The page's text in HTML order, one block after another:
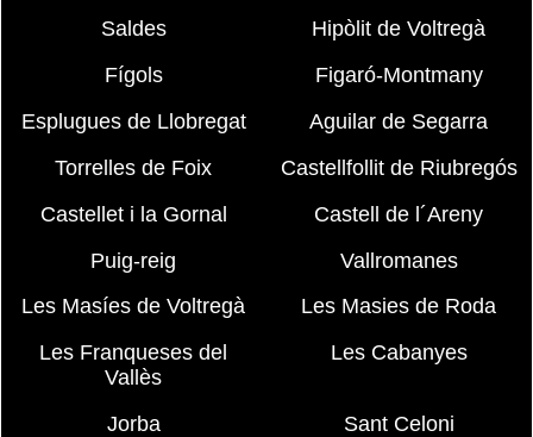
Saldes
Hipòlit de Voltregà
Fígols
Figaró-Montmany
Esplugues de Llobregat
Aguilar de Segarra
Torrelles de Foix
Castellfollit de Riubregós
Castellet i la Gornal
Castell de l´Areny
Puig-reig
Vallromanes
Les Masíes de Voltregà
Les Masies de Roda
Les Franqueses del
Vallès
Les Cabanyes
Jorba
Sant Celoni